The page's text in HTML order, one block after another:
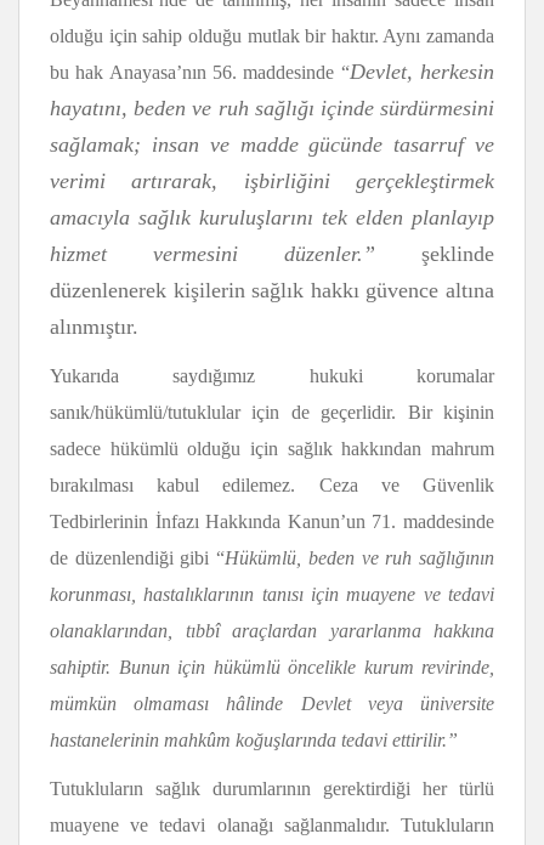
olduğu için sahip olduğu mutlak bir haktır. Aynı zamanda
bu hak Anayasa’nın 56. maddesinde “Devlet, herkesin
hayatını, beden ve ruh sağlığı içinde sürdürmesini
sağlamak; insan ve madde gücünde tasarruf ve
verimi artırarak, işbirliğini gerçekleştirmek
amacıyla sağlık kuruluşlarını tek elden planlayıp
hizmet vermesini düzenler.” şeklinde
düzenlenerek kişilerin sağlık hakkı güvence altına
alınmıştır.
Yukarıda saydığımız hukuki korumalar
sanık/hükümlü/tutuklular için de geçerlidir. Bir kişinin
sadece hükümlü olduğu için sağlık hakkından mahrum
bırakılması kabul edilemez. Ceza ve Güvenlik
Tedbirlerinin İnfazı Hakkında Kanun’un 71. maddesinde
de düzenlendiği gibi “Hükümlü, beden ve ruh sağlığının
korunması, hastalıklarının tanısı için muayene ve tedavi
olanaklarından, tıbbî araçlardan yararlanma hakkına
sahiptir. Bunun için hükümlü öncelikle kurum revirinde,
mümkün olmaması hâlinde Devlet veya üniversite
hastanelerinin mahkûm koğuşlarında tedavi ettirilir.”
Tutukluların sağlık durumlarının gerektirdiği her türlü
muayene ve tedavi olanağı sağlanmalıdır. Tutukluların